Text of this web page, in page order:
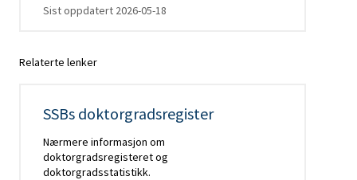
Sist oppdatert 2026-05-18
Relaterte lenker
SSBs doktorgradsregister
Nærmere informasjon om
doktorgradsregisteret og
doktorgradsstatistikk.